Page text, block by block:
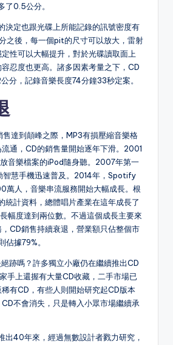
了0.5公分。
決定也跟光碟上所能記錄的訊號密度有
之後，每一個pit的尺寸可以放大，雷射
性可以大幅提升，對於光碟讀取面上
忍度也更高。諸多因素考量之下，CD
分，記錄音樂長度74分鐘33秒定案。
達到顛峰之際，MP3有損壓縮音樂格
通，CD的銷售量開始逐年下滑。2001
音樂檔案的iPod隨身聽。2007年第一
智慧手機迅速普及。2014年，Spotify
萬人，音樂串流服務開始大幅成長。根
統計資料，總體唱片產業在這年成長了
幅度達到兩位數。不過這個成長主要來
CD銷售持續衰退，營業額只佔整個市
佔據79%。
跡嗎？許多獨立小廠仍在繼續推出CD
手上還握有大量CD收藏，二手市場已
有CD，有些人則開始研究起CD版本
不會消失，只是轉入小眾市場繼續承
出40年來，經過無數設計者戮力研究，